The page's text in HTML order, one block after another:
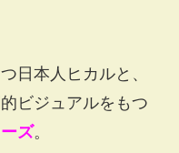
日本人ヒカルと、
ビジュアルをもつ
ズ。